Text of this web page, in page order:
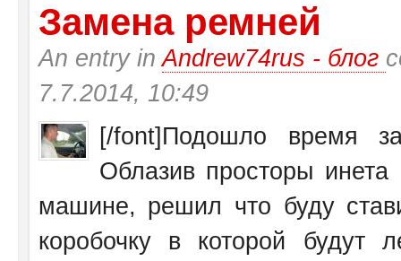
Замена ремней
An entry inAndrew74rus - блог
7.7.2014, 10:49
[/font]Подошло время
Облазив просторы
машине, решил что буду
коробочку в которой будут